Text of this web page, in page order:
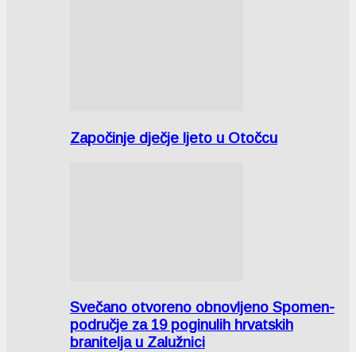
Započinje dječje ljeto u Otočcu
Svečano otvoreno obnovljeno Spomen-
područje za 19 poginulih hrvatskih
branitelja u Zalužnici